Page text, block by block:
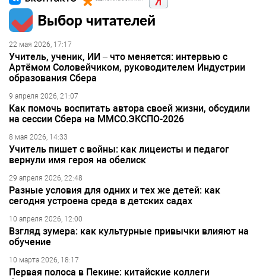
Выбор читателей
22 мая 2026, 17:17
Учитель, ученик, ИИ – что меняется: интервью с
Артёмом Соловейчиком, руководителем Индустрии
образования Сбера
9 апреля 2026, 21:07
Как помочь воспитать автора своей жизни, обсудили
на сессии Сбера на ММСО.ЭКСПО-2026
8 мая 2026, 14:33
Учитель пишет с войны: как лицеисты и педагог
вернули имя героя на обелиск
29 апреля 2026, 22:48
Разные условия для одних и тех же детей: как
сегодня устроена среда в детских садах
10 апреля 2026, 12:00
Взгляд зумера: как культурные привычки влияют на
обучение
10 марта 2026, 18:17
Первая полоса в Пекине: китайские коллеги